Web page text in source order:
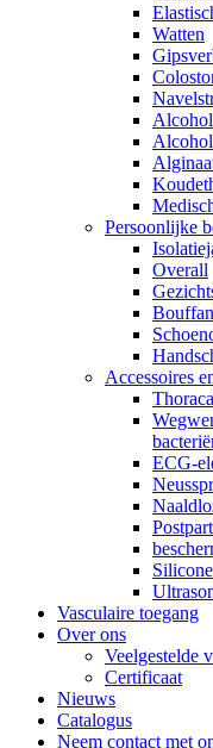
Watten
Persoonlijke
Overall
Accessoires
ECG-
Vasculaire toegang
Over ons
Veelgestelde
Certificaat
Nieuws
Catalogus
Neem contact met